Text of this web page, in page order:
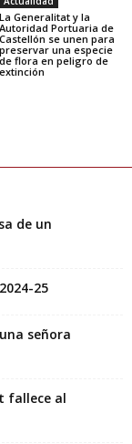
La Generalitat y la
Autoridad Portuaria de
Castellón se unen para
preservar una especie
de flora en peligro de
extinción
de un
25
una señora
fallece al